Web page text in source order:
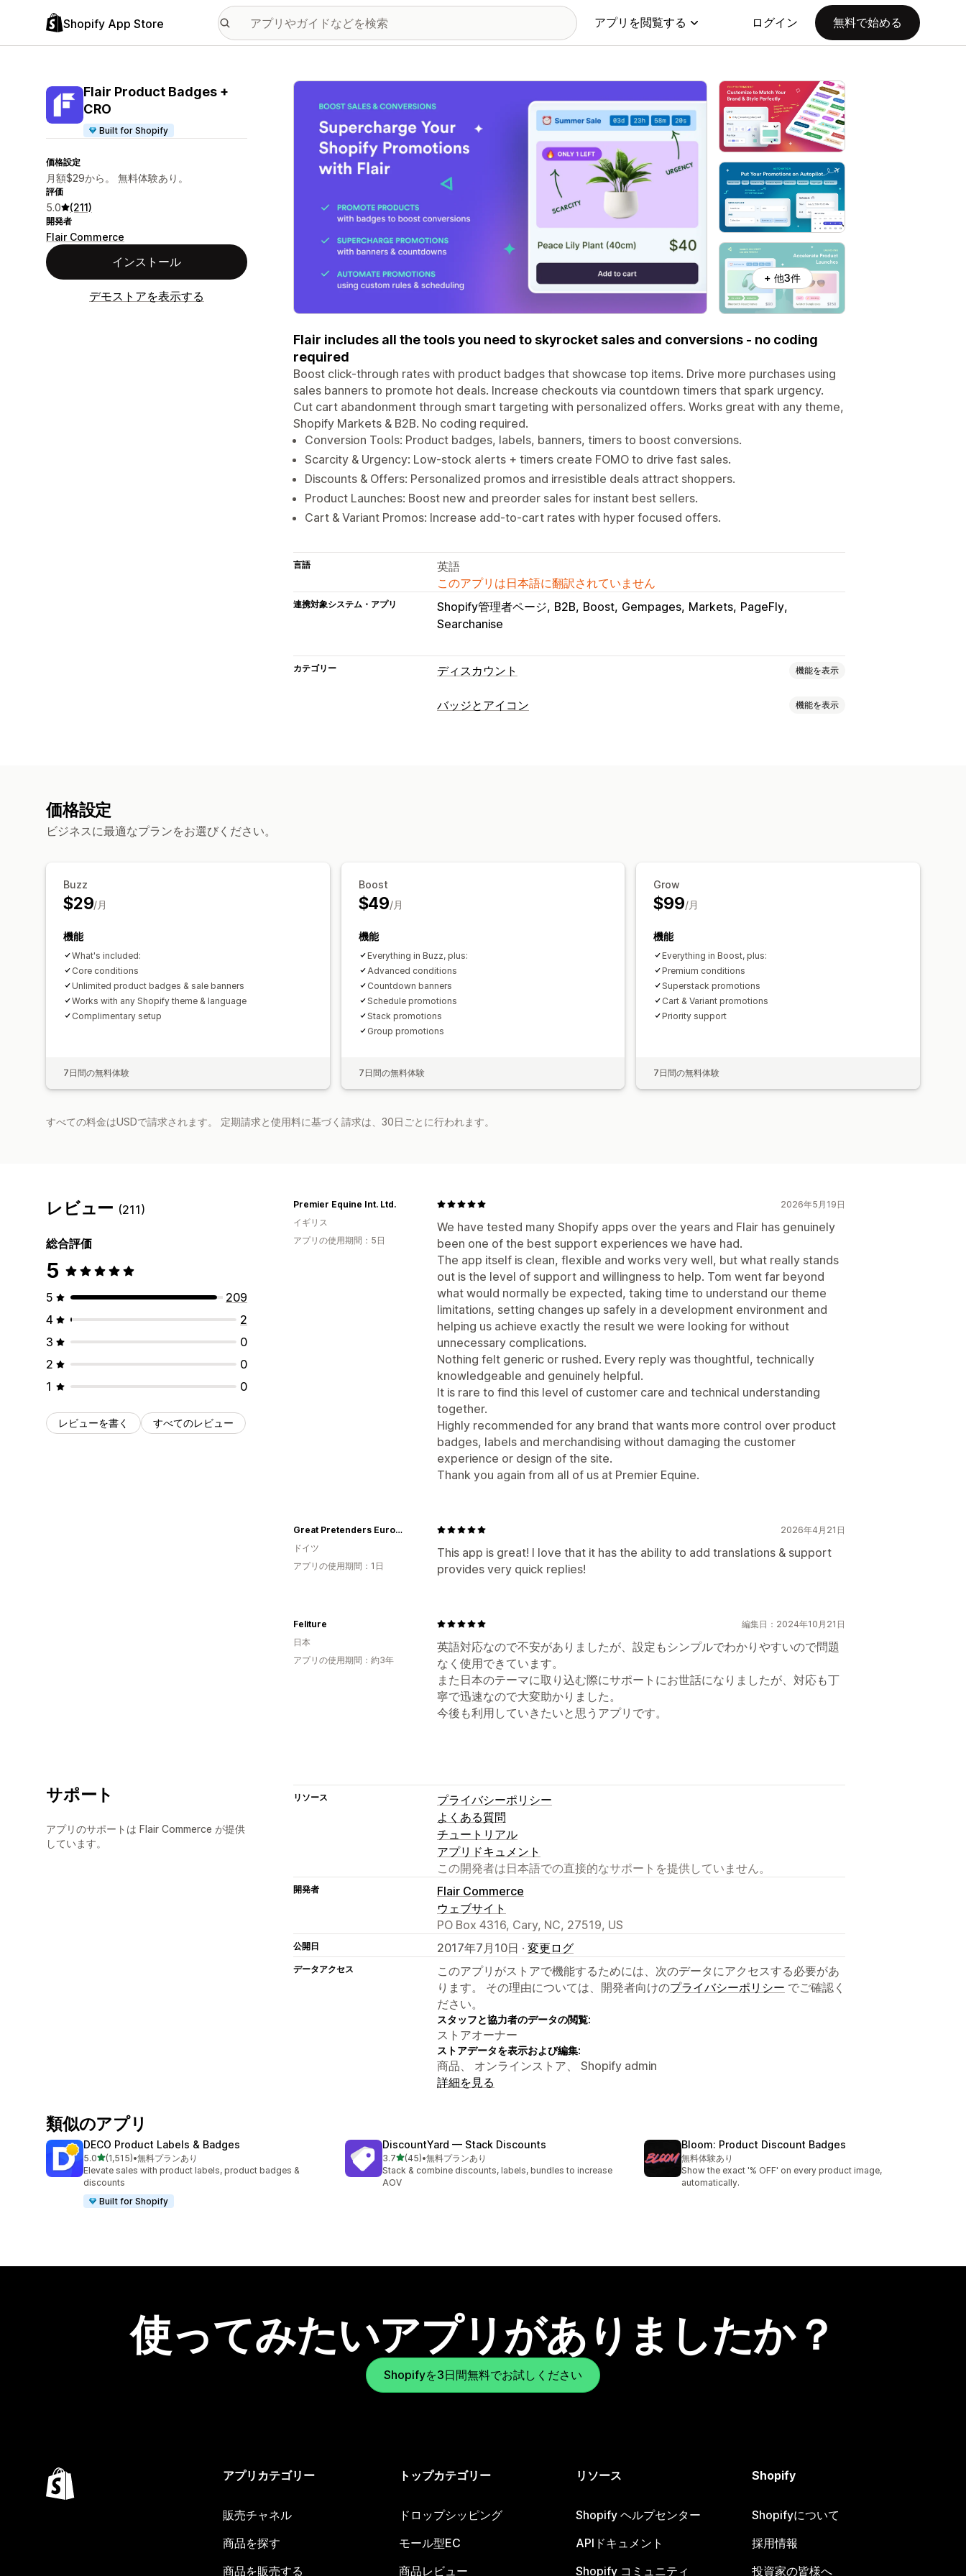
Shopify App Store アプリを閲覧する ログイン 無料で始める
Flair Product Badges +
CRO
Built for Shopify
価格設定
月額$29から。 無料体験あり。
評価
5.0 (211)
開発者
Flair Commerce
インストール
デモストアを表示する
特集の画像ギャラリー
+ 他3件
Flair includes all the tools you need to skyrocket sales and conversions - no coding
required
Boost click-through rates with product badges that showcase top items. Drive more purchases using
sales banners to promote hot deals. Increase checkouts via countdown timers that spark urgency.
Cut cart abandonment through smart targeting with personalized offers. Works great with any theme,
Shopify Markets & B2B. No coding required.
Conversion Tools: Product badges, labels, banners, timers to boost conversions.
Scarcity & Urgency: Low-stock alerts + timers create FOMO to drive fast sales.
Discounts & Offers: Personalized promos and irresistible deals attract shoppers.
Product Launches: Boost new and preorder sales for instant best sellers.
Cart & Variant Promos: Increase add-to-cart rates with hyper focused offers.
言語
英語
このアプリは日本語に翻訳されていません
連携対象システム・アプリ Shopify管理者ページ B2B Boost Gempages Markets PageFly
Searchanise
カテゴリー ディスカウント 機能を表示
ディスカウントの種類
オートメーション セグメンテーション
バッジとアイコン 機能を表示
カスタムページ
ヒーローセクション
検索ページ
価格設定
ビジネスに最適なプランをお選びください。
Buzz
$29/月
機能
What's included:
Core conditions
Unlimited product badges & sale banners
Works with any Shopify theme & language
Complimentary setup
7日間の無料体験
Boost
$49/月
機能
Everything in Buzz, plus:
Advanced conditions
Countdown banners
Schedule promotions
Stack promotions
Group promotions
7日間の無料体験
Grow
$99/月
機能
Everything in Boost, plus:
Premium conditions
Superstack promotions
Cart & Variant promotions
Priority support
7日間の無料体験
すべての料金はUSDで請求されます。 定期請求と使用料に基づく請求は、30日ごとに行われます。
レビュー (211)
総合評価
5
5
209
4
2
3
0
2
0
1
0
レビューを書く すべてのレビュー
2026年5月19日
We have tested many Shopify apps over the years and Flair has genuinely
been one of the best support experiences we have had.
The app itself is clean, flexible and works very well, but what really stands
out is the level of support and willingness to help. Tom went far beyond
what would normally be expected, taking time to understand our theme
limitations, setting changes up safely in a development environment and
helping us achieve exactly the result we were looking for without
unnecessary complications.
Nothing felt generic or rushed. Every reply was thoughtful, technically
knowledgeable and genuinely helpful.
It is rare to find this level of customer care and technical understanding
together.
Highly recommended for any brand that wants more control over product
badges, labels and merchandising without damaging the customer
experience or design of the site.
Thank you again from all of us at Premier Equine.
Premier Equine Int. Ltd.
イギリス
アプリの使用期間：5日
2026年4月21日
This app is great! I love that it has the ability to add translations & support
provides very quick replies!
Great Pretenders Europe GmbH
ドイツ
アプリの使用期間：1日
編集日：2024年10月21日
英語対応なので不安がありましたが、設定もシンプルでわかりやすいので問題
なく使用できています。
また日本のテーマに取り込む際にサポートにお世話になりましたが、対応も丁
寧で迅速なので大変助かりました。
今後も利用していきたいと思うアプリです。
Feliture
日本
アプリの使用期間：約3年
サポート
アプリのサポートは Flair Commerce が提供
しています。
リソース
プライバシーポリシー
よくある質問
チュートリアル
アプリドキュメント
この開発者は日本語での直接的なサポートを提供していません。
開発者
Flair Commerce
ウェブサイト
PO Box 4316, Cary, NC, 27519, US
公開日 2017年7月10日 · 変更ログ
データアクセス
このアプリがストアで機能するためには、次のデータにアクセスする必要があ
ります。 その理由については、開発者向けのプライバシーポリシー でご確認く
ださい。
スタッフと協力者のデータの閲覧:
ストアオーナー
ストアデータを表示および編集:
商品、 オンラインストア、 Shopify admin
詳細を見る
類似のアプリ
DECO Product Labels & Badges
5.05つ星中
(1,515)
合計レビュー数：1515件
•無料プランあり
Elevate sales with product labels, product badges &
discounts
Built for Shopify
DiscountYard — Stack Discounts
3.75つ星中
(45)
合計レビュー数：45件
•無料プランあり
Stack & combine discounts, labels, bundles to increase
AOV
Bloom: Product Discount Badges
無料体験あり
Show the exact '% OFF' on every product image,
automatically.
使ってみたいアプリがありましたか？
Shopifyを3日間無料でお試しください
アプリカテゴリー
販売チャネル
商品を探す
商品を販売する
トップカテゴリー
ドロップシッピング
モール型EC
商品レビュー
リソース
Shopify ヘルプセンター
APIドキュメント
Shopify コミュニティ
Shopify
Shopifyについて
採用情報
投資家の皆様へ